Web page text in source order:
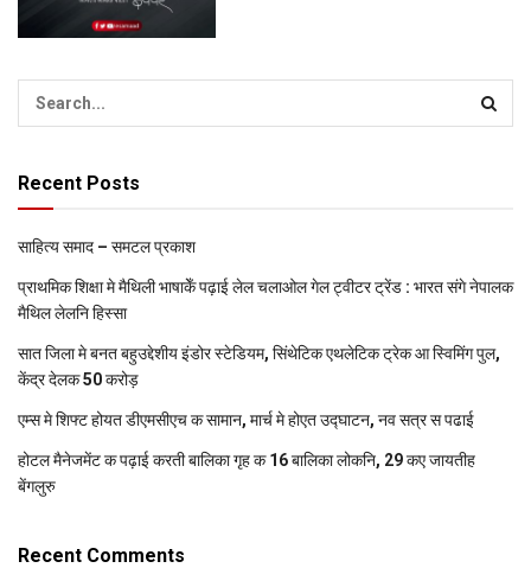
Recent Posts
साहित्य समाद – समटल प्रकाश
प्राथमिक शि‍क्षा मे मैथि‍ली भाषाकेँ पढ़ाई लेल चलाओल गेल ट्वीटर ट्रेंड : भारत संगे नेपालक
मैथिल लेलनि हिस्सा
सात जिला मे बनत बहुउद्देशीय इंडोर स्‍टेडि‍यम, सिंथेटिक एथलेटिक ट्रेक आ स्विमिंग पुल,
केंद्र देलक 50 करोड़
एम्स मे शिफ्ट होयत डीएमसीएच क सामान, मार्च मे होएत उद्घाटन, नव सत्र स पढाई
होटल मैनेजमेंट क पढ़ाई करती बालिका गृह क 16 बालिका लोकनि, 29 कए जायतीह
बेंगलुरु
Recent Comments